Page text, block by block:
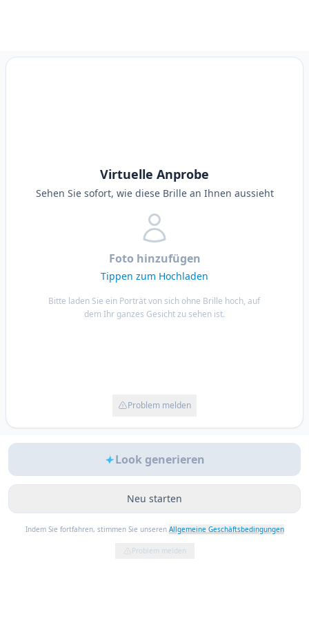
Virtuelle Anprobe
Sehen Sie sofort, wie diese Brille an Ihnen aussieht
Foto hinzufügen
Tippen zum Hochladen
Bitte laden Sie ein Porträt von sich ohne Brille hoch, auf
dem Ihr ganzes Gesicht zu sehen ist.
Problem melden
Look generieren
Neu starten
Indem Sie fortfahren, stimmen Sie unseren Allgemeine Geschäftsbedingungen
Problem melden